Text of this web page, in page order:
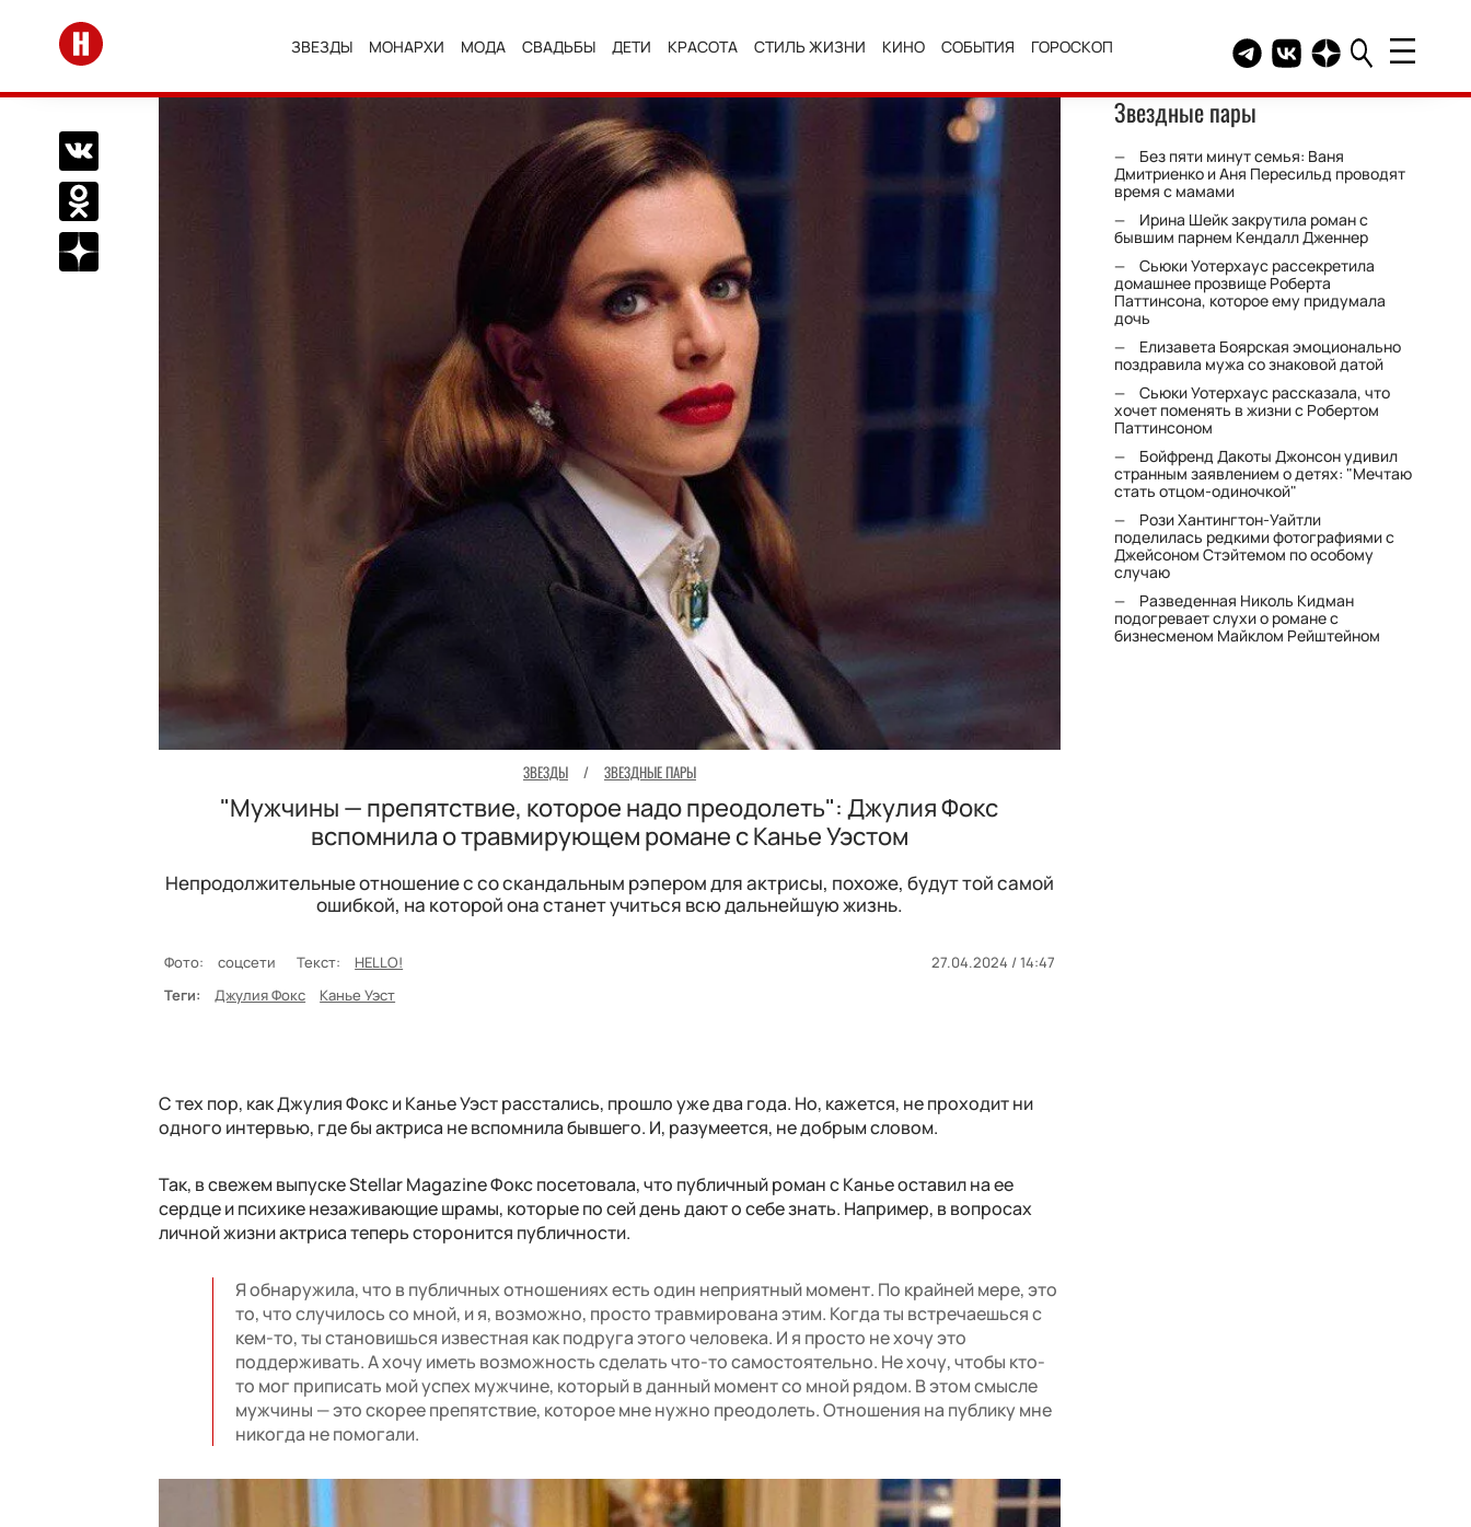
Перейти на главную
ЗВЕЗДЫ МОНАРХИ МОДА СВАДЬБЫ ДЕТИ КРАСОТА СТИЛЬ ЖИЗНИ КИНО СОБЫТИЯ ГОРОСКОП Telegram канал HELLO
Группа HELLO
Канал HELLO в
Поделиться Вконтакте
Поделиться в Одноклассниках
Подписаться на нас в Дзен
ЗВЕЗДЫ / ЗВЕЗДНЫЕ ПАРЫ
"Мужчины — препятствие, которое надо преодолеть": Джулия Фокс
вспомнила о травмирующем романе с Канье Уэстом
Непродолжительные отношение с со скандальным рэпером для актрисы, похоже, будут той самой
ошибкой, на которой она станет учиться всю дальнейшую жизнь.
Фото: соцсети Текст: HELLO!
27.04.2024 / 14:47
Теги:
Джулия Фокс Канье Уэст
С тех пор, как Джулия Фокс и Канье Уэст расстались, прошло уже два года. Но, кажется, не проходит ни
одного интервью, где бы актриса не вспомнила бывшего. И, разумеется, не добрым словом.
Так, в свежем выпуске Stellar Magazine Фокс посетовала, что публичный роман с Канье оставил на ее
сердце и психике незаживающие шрамы, которые по сей день дают о себе знать. Например, в вопросах
личной жизни актриса теперь сторонится публичности.
Я обнаружила, что в публичных отношениях есть один неприятный момент. По крайней мере, это
то, что случилось со мной, и я, возможно, просто травмирована этим. Когда ты встречаешься с
кем-то, ты становишься известная как подруга этого человека. И я просто не хочу это
поддерживать. А хочу иметь возможность сделать что-то самостоятельно. Не хочу, чтобы кто-
то мог приписать мой успех мужчине, который в данный момент со мной рядом. В этом смысле
мужчины — это скорее препятствие, которое мне нужно преодолеть. Отношения на публику мне
никогда не помогали.
Звездные пары
Без пяти минут семья: Ваня
Дмитриенко и Аня Пересильд проводят
время с мамами
Ирина Шейк закрутила роман с
бывшим парнем Кендалл Дженнер
Сьюки Уотерхаус рассекретила
домашнее прозвище Роберта
Паттинсона, которое ему придумала
дочь
Елизавета Боярская эмоционально
поздравила мужа со знаковой датой
Сьюки Уотерхаус рассказала, что
хочет поменять в жизни с Робертом
Паттинсоном
Бойфренд Дакоты Джонсон удивил
странным заявлением о детях: "Мечтаю
стать отцом-одиночкой"
Рози Хантингтон-Уайтли
поделилась редкими фотографиями с
Джейсоном Стэйтемом по особому
случаю
Разведенная Николь Кидман
подогревает слухи о романе с
бизнесменом Майклом Рейштейном